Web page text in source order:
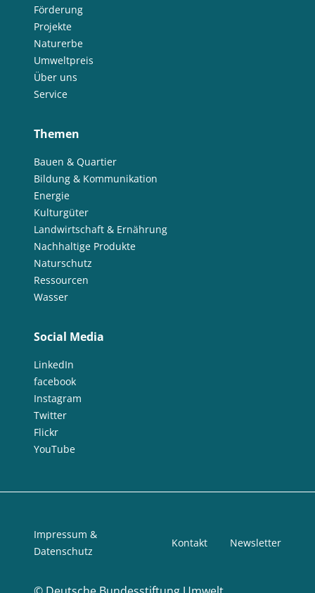
Förderung
Projekte
Naturerbe
Umweltpreis
Über uns
Service
Themen
Bauen & Quartier
Bildung & Kommunikation
Energie
Kulturgüter
Landwirtschaft & Ernährung
Nachhaltige Produkte
Naturschutz
Ressourcen
Wasser
Social Media
LinkedIn
facebook
Instagram
Twitter
Flickr
YouTube
Impressum &
Datenschutz
Kontakt Newsletter